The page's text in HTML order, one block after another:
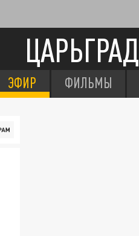
ЦАРЬГРАД
ЭФИР ФИЛЬМЫ